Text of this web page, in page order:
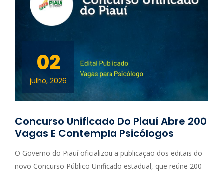
02
julho, 2026
Concurso Unificado Do Piauí Abre 200
Vagas E Contempla Psicólogos
O Governo do Piauí oficializou a publicação dos editais do
novo Concurso Público Unificado estadual, que reúne 200